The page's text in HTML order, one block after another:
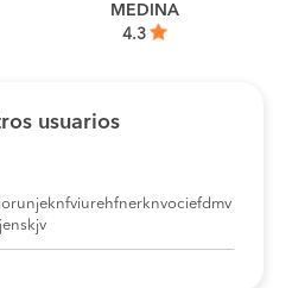
MEDINA
4.3
usuarios